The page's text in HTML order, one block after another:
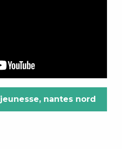
jeunesse, nantes nord